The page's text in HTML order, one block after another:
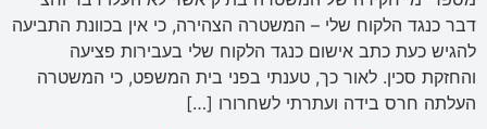
דבר כנגד הלקוח שלי – המשטרה הצהירה, כי אין בכוונת התביעה
להגיש כעת כתב אישום כנגד הלקוח שלי בעבירות פציעה
והחזקת סכין. לאור כך, טענתי בפני בית המשפט, כי המשטרה
העלתה חרס בידה ועתרתי לשחרורו […]